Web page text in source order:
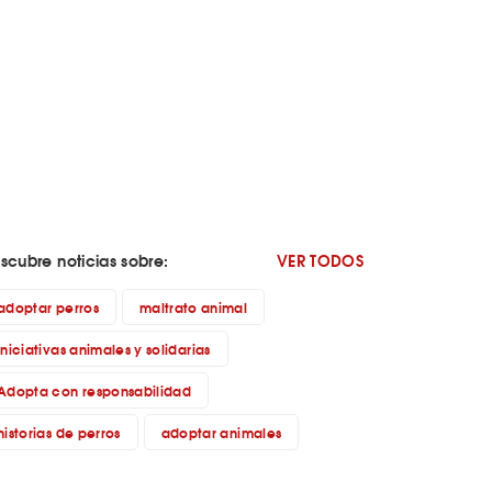
noticias sobre: VER TODOS
perros
maltrato animal
animales y solidarias
con responsabilidad
de perros
adoptar animales